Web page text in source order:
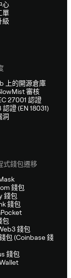
心
單
級
上的開源倉庫
審核
27001 認證
認證 (EN 18031)
洞
式錢包遷移
錢包
錢包
錢包
包
錢包
包 (Coinbase 錢
錢包